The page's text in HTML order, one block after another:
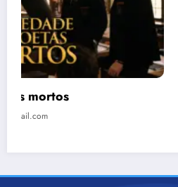
Moça com Brinco de Pérola
4 meses ago